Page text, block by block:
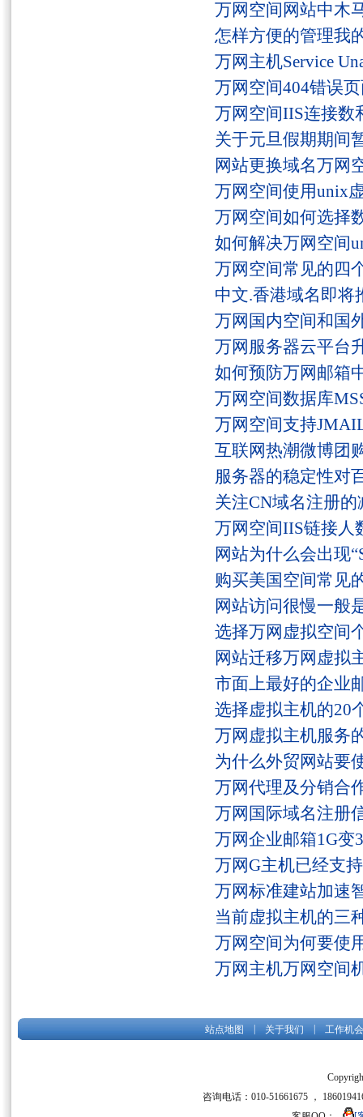
万网空间网站中木
怎样方便的管理我
万网主机Service
万网空间404错误
万网空间IIS连接数
关于元旦假期期间
网站更换域名万网
万网空间使用unix
万网空间如何选择
如何解决万网空间
万网空间常见的四
中文.香港域名即将
万网国内空间和国
万网服务器云平台
如何预防万网邮箱
万网空间数据库
万网空间支持
互联网热潮微博团
服务器的稳定性对
关注CN域名注册
万网空间IIS链接人
网站为什么会出现
购买美国空间常见
网站访问很慢一般
选择万网虚拟空间
网站迁移万网虚拟
市面上最好的企业
选择虚拟主机的20
万网虚拟主机服务
为什么外贸网站要
万网代理及分销合
万网国际域名注册
万网企业邮箱1G变
万网G主机已经支
万网标准建站加速
当前虚拟主机的三
万网空间为何要使
万网主机万网空间
站点地图 关于我们 工作机会
咨询电话：010-51661675 ，